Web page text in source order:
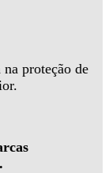
proteção de